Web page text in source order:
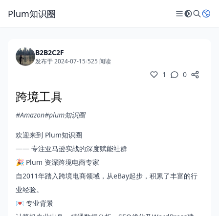
Plum知识圈
B2B2C2F
发布于 2024-07-15/525 阅读
1 0
跨境工具
#Amazon#plum知识圈
欢迎来到 Plum知识圈
—— 专注亚马逊实战的深度赋能社群
🎉 Plum 资深跨境电商专家
自2011年踏入跨境电商领域，从eBay起步，积累了丰富的行
业经验。
💌 专业背景